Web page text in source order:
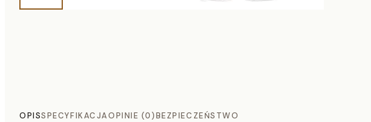
OPISSPECYFIKACJAOPINIE (0)BEZPIECZEŃSTWO